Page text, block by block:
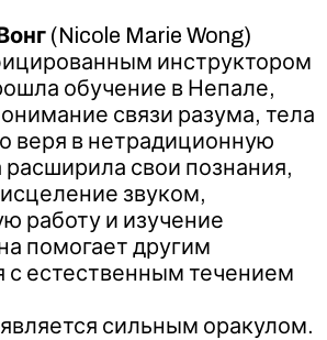
(Nicole Marie Wong)
инструктором
обучение в Непале,
связи разума, тела
веря в нетрадиционную
свои познания,
звуком,
работу и изучение
помогает другим
с естественным течением
сильным оракулом.